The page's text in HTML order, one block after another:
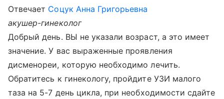
Отвечает Соцук Анна Григорьевна
акушер-гинеколог
Добрый день. ВЫ не указали возраст, а это имеет
значение. У вас выраженные проявления
дисменореи, которую необходимо лечить.
Обратитесь к гинекологу, пройдите УЗИ малого
таза на 5-7 день цикла, при необходимости сдайте